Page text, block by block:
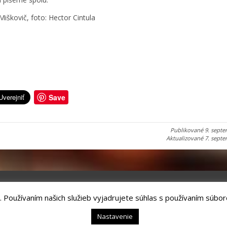
foto: Hector Cintula
Save
Publikované 9.
Aktualizované 7.
s.r.o.
našich služieb vyjadrujete súhlas s používaním
Nastavenie